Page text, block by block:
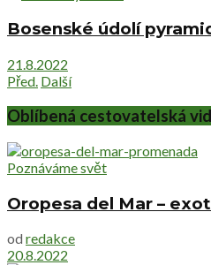
Bosenské údolí
21.8.2022
Před. Další
Oblíbená cestovatelská
Poznáváme svět
Oropesa del Mar –
od redakce
20.8.2022